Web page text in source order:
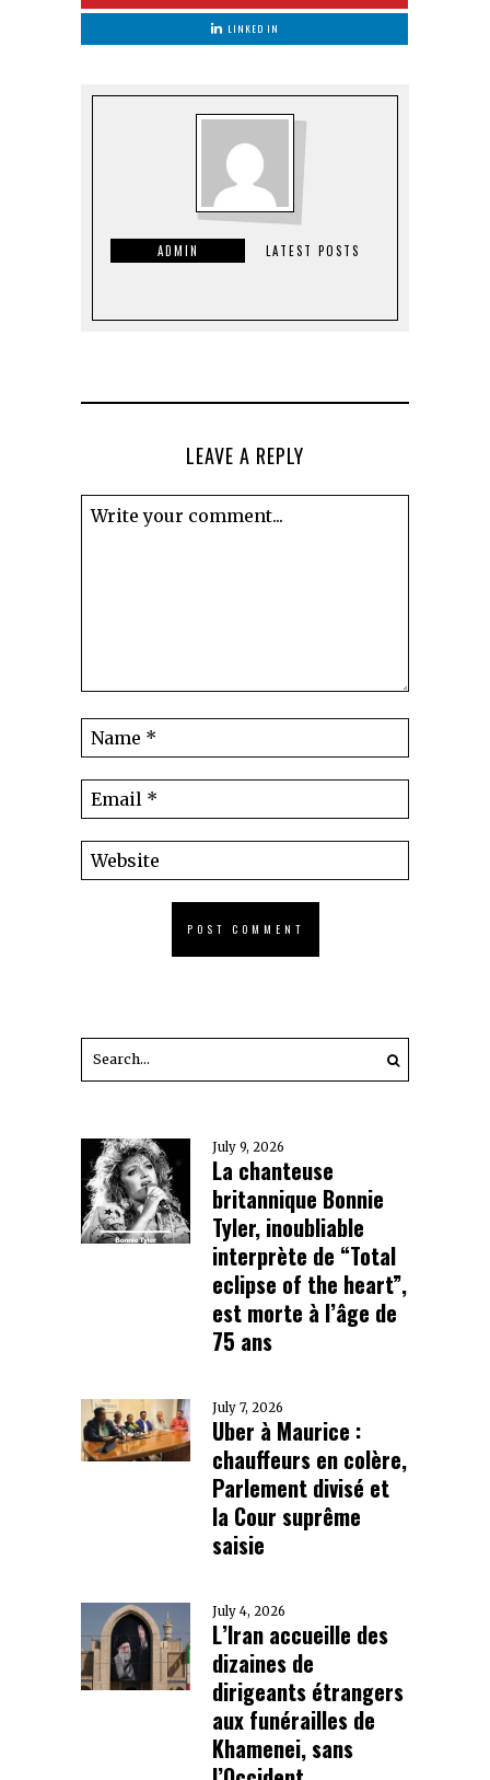
LINKED IN
ADMIN LATEST POSTS
LEAVE A REPLY
July 9, 2026
La chanteuse
britannique Bonnie
Tyler, inoubliable
interprète de “Total
eclipse of the heart”,
est morte à l’âge de
75 ans
July 7, 2026
Uber à Maurice :
chauffeurs en colère,
Parlement divisé et
la Cour suprême
saisie
July 4, 2026
L’Iran accueille des
dizaines de
dirigeants étrangers
aux funérailles de
Khamenei, sans